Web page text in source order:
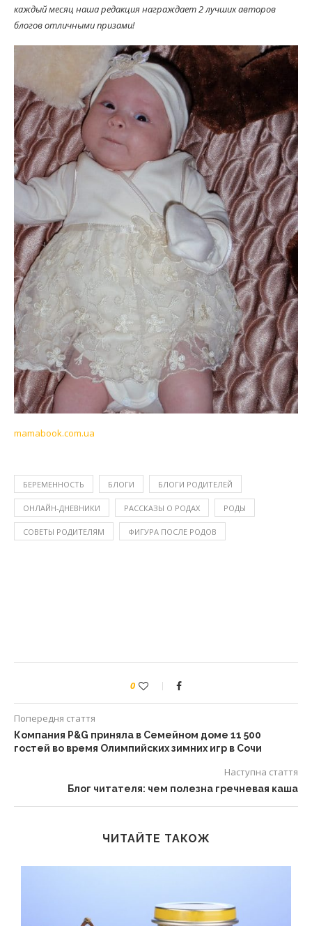
каждый месяц наша редакция награждает 2 лучших авторов
блогов отличными призами!
mamabook.com.ua
БЕРЕМЕННОСТЬ БЛОГИ БЛОГИ РОДИТЕЛЕЙ
ОНЛАЙН-ДНЕВНИКИ РАССКАЗЫ О РОДАХ РОДЫ
СОВЕТЫ РОДИТЕЛЯМ ФИГУРА ПОСЛЕ РОДОВ
0
Попередня стаття
Компания P&G приняла в Семейном доме 11 500
гостей во время Олимпийских зимних игр в Сочи
Наступна стаття
Блог читателя: чем полезна гречневая каша
ЧИТАЙТЕ ТАКОЖ